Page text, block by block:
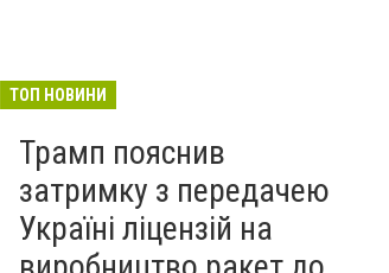
ТОП НОВИНИ
Трамп пояснив
затримку з передачею
Україні ліцензій на